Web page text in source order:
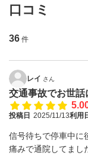
口コミ
36 件
レイ さん
交通事故でお世話
投稿日 2025/11/13利用
信号待ちで停車中に
痛みで通院してまし